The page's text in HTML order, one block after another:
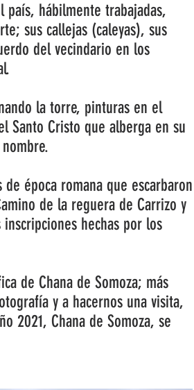
país, hábilmente trabajadas,
sus callejas (caleyas), sus
del vecindario en los
la torre, pinturas en el
Santo Cristo que alberga en su
época romana que escarbaron
de la reguera de Carrizo y
hechas por los
de Chana de Somoza; más
y a hacernos una visita,
2021, Chana de Somoza, se